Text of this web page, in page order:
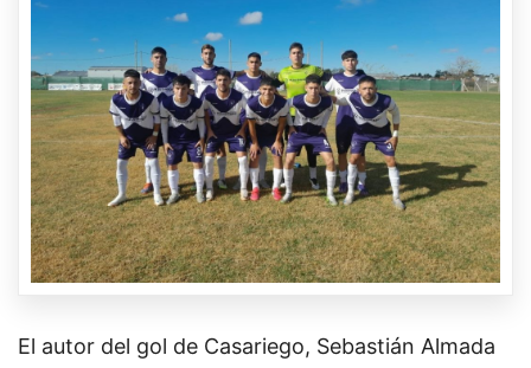
El autor del gol de Casariego, Sebastián Almada